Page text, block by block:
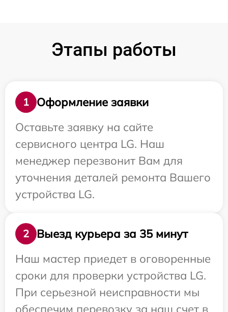
Этапы работы
1
Оформление заявки
Оставьте заявку на сайте
сервисного центра LG. Наш
менеджер перезвонит Вам для
уточнения деталей ремонта Вашего
устройства LG.
2
Выезд курьера за 35 минут
Наш мастер приедет в оговоренные
сроки для проверки устройства LG.
При серьезной неисправности мы
обеспечим перевозку за наш счет в